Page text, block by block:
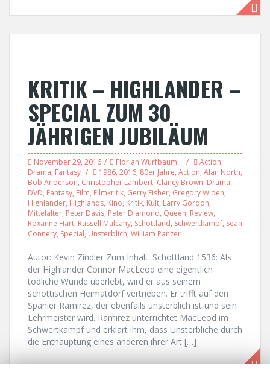
KRITIK – HIGHLANDER –
SPECIAL ZUM 30
JÄHRIGEN JUBILÄUM
November 29, 2016 Florian Wurfbaum Action,
Drama, Fantasy 1986, 2016, 80er Jahre, Action, Alan North,
Bob Anderson, Christopher Lambert, Clancy Brown, Drama,
DVD, Fantasy, Film, Filmkritik, Gerry Fisher, Gregory Widen,
Highlander, Highlands, Kino, Kritik, Kult, Larry Gordon,
Mittelalter, Peter Davis, Peter Diamond, Queen, Review,
Roxanne Hart, Russell Mulcahy, Schottland, Schwertkampf, Sean
Connery, Special, Unsterblich, William Panzer
Autor: Kevin Zindler Zum Inhalt: Schottland 1536: Als
der Highlander Connor MacLeod eine eigentlich
tödliche Wunde überlebt, wird er aus seinem
schottischen Heimatdorf vertrieben. Er trifft auf den
Spanier Ramirez, der ebenfalls unsterblich ist und sein
Lehrmeister wird. Ramirez unterrichtet MacLeod im
Schwertkampf und erklärt ihm, dass Unsterbliche durch
die Enthauptung eines anderen ihrer Art […]